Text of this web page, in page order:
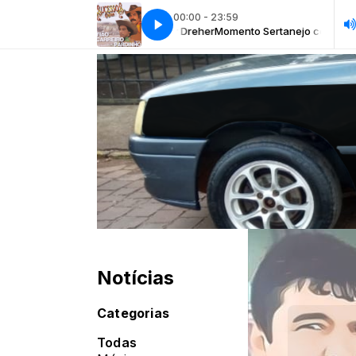
00:00 - 23:59
Sertanejo com Milton Cezar DreherMomento Sertanejo com Milton
COBRAR - TIÃO CARREIRO & PARDINHOCHAMADA A COBRAR - TIÃO
Notícias
Categorias
Todas